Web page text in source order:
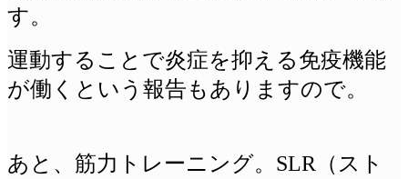
す。
運動することで炎症を抑える免疫機能
が働くという報告もありますので。
あと、筋力トレーニング。SLR（スト